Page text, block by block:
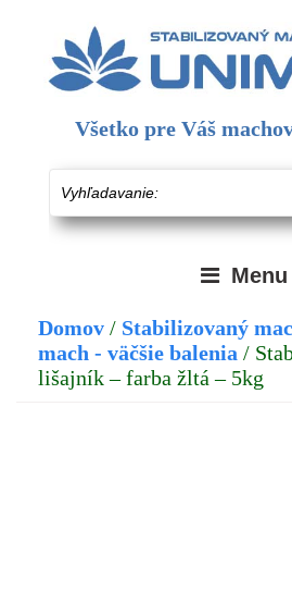
Všetko pre Váš
Menu
Domov / Stabilizovaný
mach - väčšie balenia /
lišajník – farba žltá – 5kg